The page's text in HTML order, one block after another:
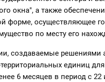
окна", а также
форме, осуществляющее
по месту его
создаваемые решениями
единиц
6 месяцев в период с 22